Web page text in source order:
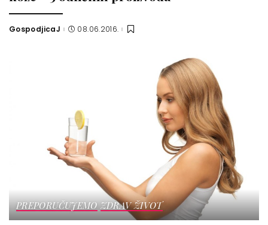
Posted
GospodjicaJ 08.06.2016.
PREPORUČUJEMO ZDRAV ŽIVOT